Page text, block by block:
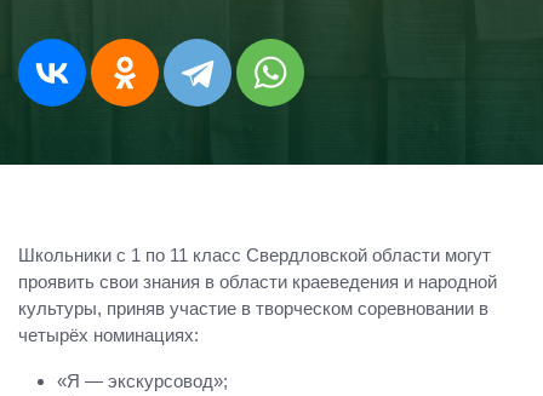
Школьники с 1 по 11 класс Свердловской области могут
проявить свои знания в области краеведения и народной
культуры, приняв участие в творческом соревновании в
четырёх номинациях:
«Я — экскурсовод»;